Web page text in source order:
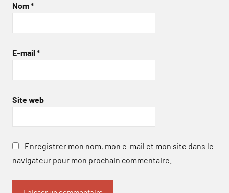
Nom*
E-mail *
Site web
Enregistrer mon nom, mon e-mail et mon site dans le
navigateur pour mon prochain commentaire.